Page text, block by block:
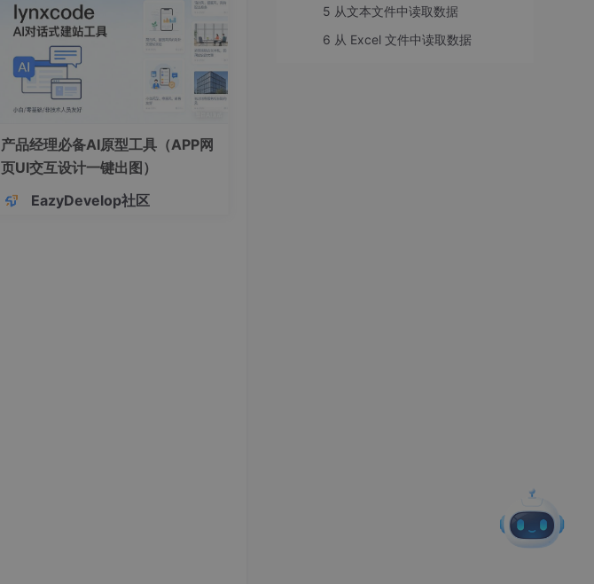
产品经理必备AI原型工具（APP网
页UI交互设计一键出图）
EazyDevelop社区
Daniel
总声望值：2
5 从文本文件中读取数据
6 从 Excel 文件中读取数据